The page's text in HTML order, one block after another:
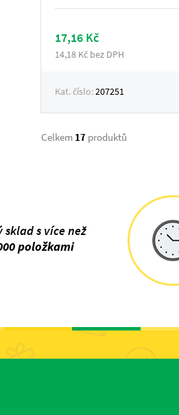
17,16 Kč
14,18 Kč bez DPH
Kat. číslo:207251
Celkem 17 produktů
sklad s více než
položkami